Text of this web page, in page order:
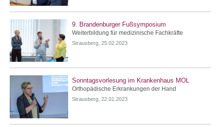
9. Brandenburger Fußsymposium
Weiterbildung für medizinische Fachkräfte
Strausberg, 25.02.2023
Sonntagsvorlesung im Krankenhaus MOL
Orthopädische Erkrankungen der Hand
Strausberg, 22.01.2023